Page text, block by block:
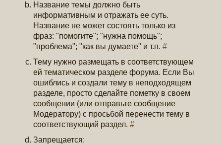
Название темы должно быть
информативным и отражать ее суть.
Название не может состоять только из
фраз: "помогите"; "нужна помощь";
"проблема"; "как вы думаете" и т.п.#
Тему нужно размещать в соответствующем
ей тематическом разделе форума. Если Вы
ошиблись и создали тему в неподходящем
разделе, просто сделайте пометку в своем
сообщении (или отправьте сообщение
Модератору) с просьбой перенести тему в
соответствующий раздел.#
Запрещается: